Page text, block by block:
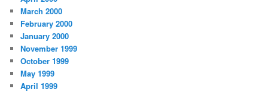
March 2000
February 2000
January 2000
November 1999
October 1999
May 1999
April 1999